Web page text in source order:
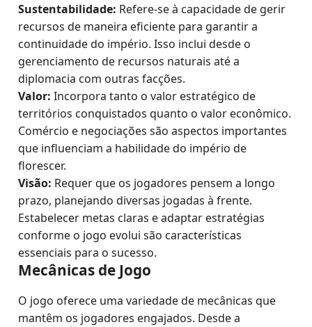
Sustentabilidade: Refere-se à capacidade de gerir
recursos de maneira eficiente para garantir a
continuidade do império. Isso inclui desde o
gerenciamento de recursos naturais até a
diplomacia com outras facções.
Valor: Incorpora tanto o valor estratégico de
territórios conquistados quanto o valor econômico.
Comércio e negociações são aspectos importantes
que influenciam a habilidade do império de
florescer.
Visão: Requer que os jogadores pensem a longo
prazo, planejando diversas jogadas à frente.
Estabelecer metas claras e adaptar estratégias
conforme o jogo evolui são características
essenciais para o sucesso.
Mecânicas de Jogo
O jogo oferece uma variedade de mecânicas que
mantêm os jogadores engajados. Desde a